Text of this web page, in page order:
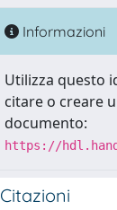
Informazioni
Utilizza questo
citare o creare
documento:
https://
Citazioni